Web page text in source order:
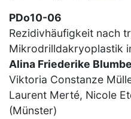
PDo10-06
Rezidivhäufigkeit nach
Mikrodrilldakryoplastik
Alina Friederike
Viktoria Constanze
Laurent Merté, Nicole
(Münster)